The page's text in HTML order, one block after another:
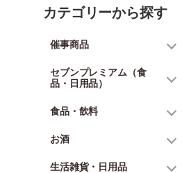
カテゴリーから探す
催事商品
セブンプレミアム（食
品・日用品）
食品・飲料
お酒
生活雑貨・日用品